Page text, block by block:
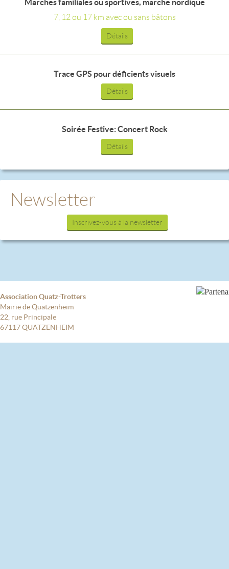
Marches familiales ou sportives, marche nordique
7, 12 ou 17 km avec ou sans bâtons
Détails
Trace GPS pour déficients visuels
Détails
Soirée Festive: Concert Rock
Détails
Newsletter
Inscrivez-vous à la newsletter
Association Quatz-Trotters
Mairie de Quatzenheim
22, rue Principale
67117 QUATZENHEIM